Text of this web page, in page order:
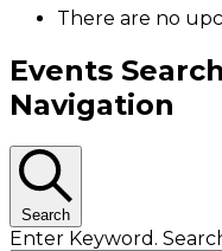
There are no
Events
Navigation
Search
Enter Keyword.